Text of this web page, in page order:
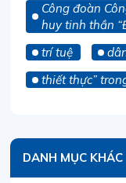
Công đoàn
huy tinh thần
trí tuệ
thiết thực”
DANH MỤC KHÁC